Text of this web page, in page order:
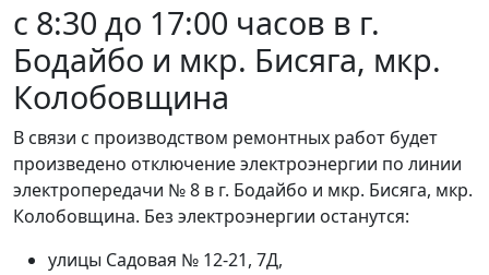
с 8:30 до 17:00 часов в г.
Бодайбо и мкр. Бисяга, мкр.
Колобовщина
В связи с производством ремонтных работ будет
произведено отключение электроэнергии по линии
электропередачи № 8 в г. Бодайбо и мкр. Бисяга, мкр.
Колобовщина. Без электроэнергии останутся:
улицы Садовая № 12-21, 7Д,